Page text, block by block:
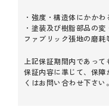
・強度・構造体にかか
・塗装及び樹脂部品の
ファブリック張地の磨耗
上記保証期間内であっ
保証内容に準じて、保障
くはお問い合わせ下さい。